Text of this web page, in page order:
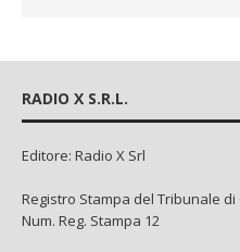
RADIO X S.R.L.
Editore: Radio X Srl
Registro Stampa del Tribunale di
Num. Reg. Stampa 12